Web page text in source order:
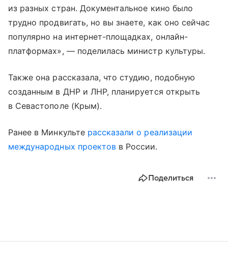
из разных стран. Документальное кино было
трудно продвигать, но вы знаете, как оно сейчас
популярно на интернет-площадках, онлайн-
платформах», — поделилась министр культуры.
Также она рассказала, что студию, подобную
созданным в ДНР и ЛНР, планируется открыть
в Севастополе (Крым).
Ранее в Минкульте рассказали о реализации
международных проектов в России.
Поделиться